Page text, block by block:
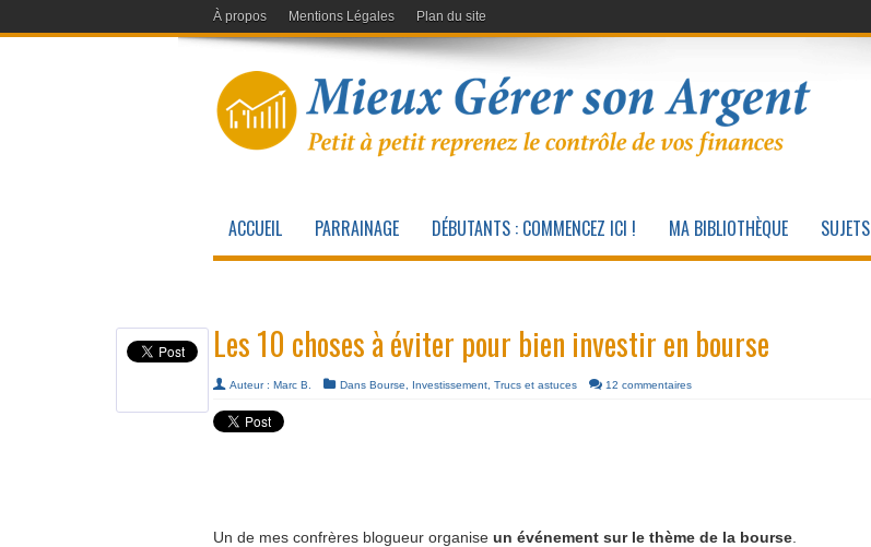
À propos Mentions Légales Plan du site
ACCUEIL PARRAINAGE DÉBUTANTS : COMMENCEZ ICI ! MA BIBLIOTHÈQUE SUJETS
Les 10 choses à éviter pour bien investir en bourse
Auteur : Marc B. Dans Bourse Investissement, Trucs et astuces 12 commentaires
Un de mes confrères blogueur organise un événement sur le thème de la bourse.